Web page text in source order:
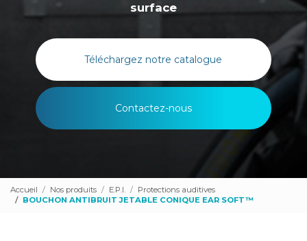
surface
Téléchargez notre catalogue
Contactez-nous
Accueil Nos produits E.P.I.
Protections auditives
BOUCHON ANTIBRUIT JETABLE CONIQUE EAR SOFT™